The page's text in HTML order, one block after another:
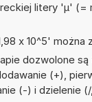
litery 'µ' (=
x 10^5' można
dozwolone
(+),
(-) i dzielenie